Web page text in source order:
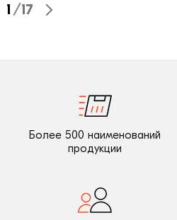
1 /17
Более 500 наименований
продукции